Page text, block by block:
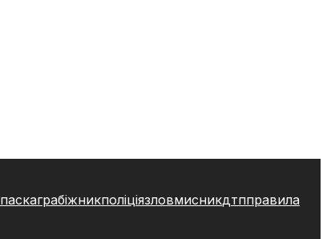
паскаграбіжникполіціязловмисникдтпправила